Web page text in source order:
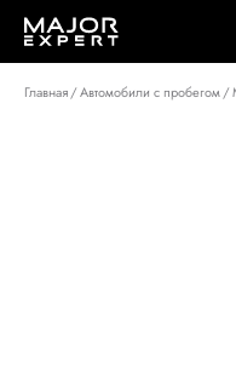
Главная/Автомобили с пробегом/